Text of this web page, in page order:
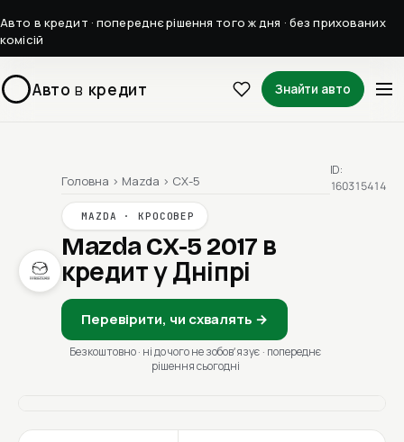
Авто в кредит · попереднє рішення того ж дня · без прихованих
комісій
Авто в кредит Знайти авто
Головна › Mazda › CX-5
MAZDA · КРОСОВЕР
Mazda CX-5 2017 в
кредит у Дніпрі
Перевірити, чи схвалять →
Безкоштовно · ні до чого не зобовʼязує · попереднє
рішення сьогодні
ID:
160315414